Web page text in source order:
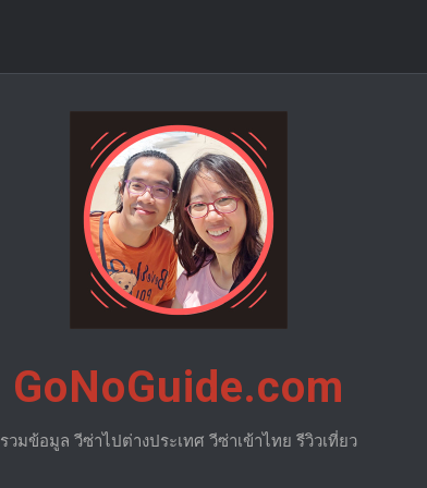
GoNoGuide.com
รวมข้อมูล วีซ่าไปต่างประเทศ วีซ่าเข้าไทย รีวิวเที่ยว